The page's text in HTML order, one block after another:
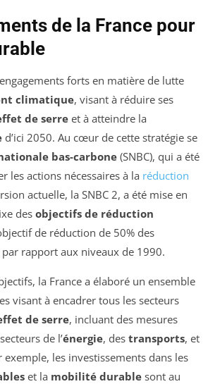
de la France pour
forts en matière de lutte
climatique, visant à réduire ses
de serre et à atteindre la
d’ici 2050. Au cœur de cette stratégie se
bas-carbone (SNBC), qui a été
les actions nécessaires à la réduction
actuelle, la SNBC 2, a été mise en
des objectifs de réduction
de réduction de 50% des
rapport aux niveaux de 1990.
la France a élaboré un ensemble
visant à encadrer tous les secteurs
de serre, incluant des mesures
de l’énergie, des transports, et
exemple, les investissements dans les
et la mobilité durable sont au